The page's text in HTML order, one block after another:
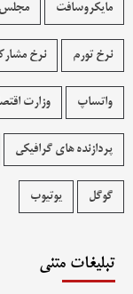
مایکروسافت مجلس
نرخ تورم نرخ
واتساپ وزارت
پردازنده های گرافیکی
گوگل یوتیوب
تبلیغات متنی